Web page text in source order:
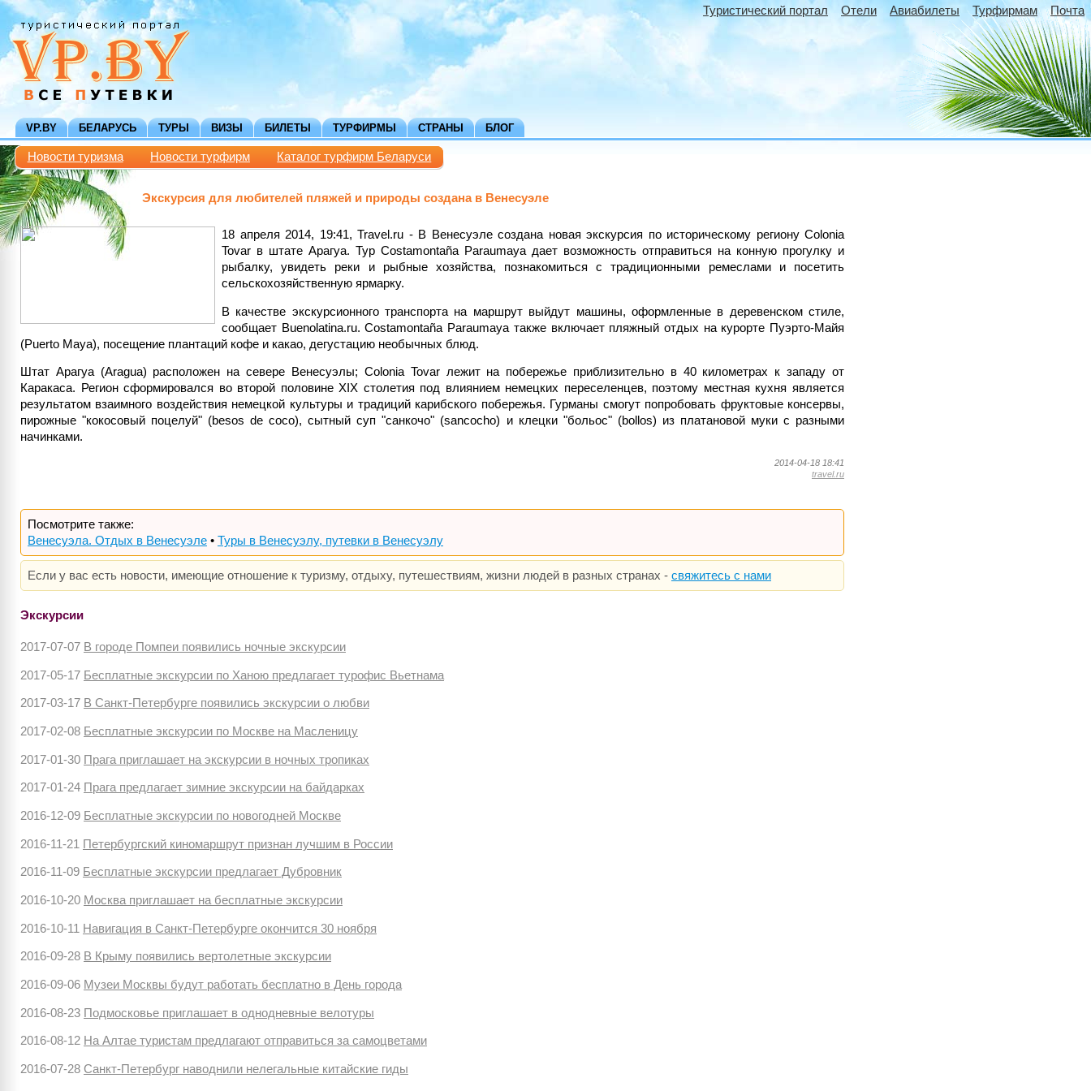
Туристический портал Отели Авиабилеты Турфирмам Почта
VP.BY БЕЛАРУСЬ ТУРЫ ВИЗЫ БИЛЕТЫ ТУРФИРМЫ СТРАНЫ БЛОГ
Новости туризма Новости турфирм Каталог турфирм Беларуси
Экскурсия для любителей пляжей и природы создана в Венесуэле
18 апреля 2014, 19:41, Travel.ru - В Венесуэле создана новая экскурсия по историческому региону Colonia
Tovar в штате Арагуа. Тур Costamontaña Paraumaya дает возможность отправиться на конную прогулку и
рыбалку, увидеть реки и рыбные хозяйства, познакомиться с традиционными ремеслами и посетить
сельскохозяйственную ярмарку.
В качестве экскурсионного транспорта на маршрут выйдут машины, оформленные в деревенском стиле,
сообщает Buenolatina.ru. Costamontaña Paraumaya также включает пляжный отдых на курорте Пуэрто-Майя
(Puerto Maya), посещение плантаций кофе и какао, дегустацию необычных блюд.
Штат Арагуа (Aragua) расположен на севере Венесуэлы; Colonia Tovar лежит на побережье приблизительно в 40 километрах к западу от
Каракаса. Регион сформировался во второй половине XIX столетия под влиянием немецких переселенцев, поэтому местная кухня является
результатом взаимного воздействия немецкой культуры и традиций карибского побережья. Гурманы смогут попробовать фруктовые консервы,
пирожные "кокосовый поцелуй" (besos de coco), сытный суп "санкочо" (sancocho) и клецки "больос" (bollos) из платановой муки с разными
начинками.
2014-04-18 18:41
travel.ru
Посмотрите также:
Венесуэла. Отдых в Венесуэле • Туры в Венесуэлу, путевки в Венесуэлу
Если у вас есть новости, имеющие отношение к туризму, отдыху, путешествиям, жизни людей в разных странах - свяжитесь с нами
Экскурсии
2017-07-07 В городе Помпеи появились ночные экскурсии
2017-05-17 Бесплатные экскурсии по Ханою предлагает турофис Вьетнама
2017-03-17 В Санкт-Петербурге появились экскурсии о любви
2017-02-08 Бесплатные экскурсии по Москве на Масленицу
2017-01-30 Прага приглашает на экскурсии в ночных тропиках
2017-01-24 Прага предлагает зимние экскурсии на байдарках
2016-12-09 Бесплатные экскурсии по новогодней Москве
2016-11-21 Петербургский киномаршрут признан лучшим в России
2016-11-09 Бесплатные экскурсии предлагает Дубровник
2016-10-20 Москва приглашает на бесплатные экскурсии
2016-10-11 Навигация в Санкт-Петербурге окончится 30 ноября
2016-09-28 В Крыму появились вертолетные экскурсии
2016-09-06 Музеи Москвы будут работать бесплатно в День города
2016-08-23 Подмосковье приглашает в однодневные велотуры
2016-08-12 На Алтае туристам предлагают отправиться за самоцветами
2016-07-28 Санкт-Петербург наводнили нелегальные китайские гиды